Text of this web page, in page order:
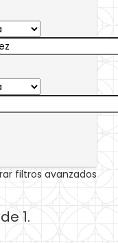
filtros avanzados
1.